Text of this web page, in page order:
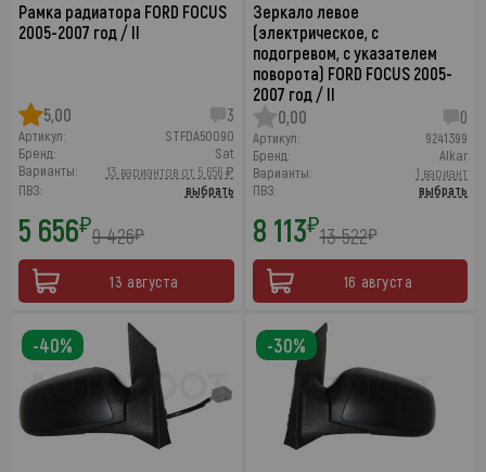
Рамка радиатора FORD FOCUS
2005-2007 год / II
5,00 3
Артикул:
STFDA50090
Бренд:
Sat
Варианты:
13 вариантов от 5 656 ₽
ПВЗ:
выбрать
5 656₽9 426₽
13 августа
Зеркало левое
(электрическое, с
подогревом, с указателем
поворота) FORD FOCUS 2005-
2007 год / II
0,00
0
Артикул:
9241399
Бренд:
Alkar
Варианты:
1 вариант
ПВЗ:
выбрать
8 113₽13 522₽
16 августа
-40% -30%